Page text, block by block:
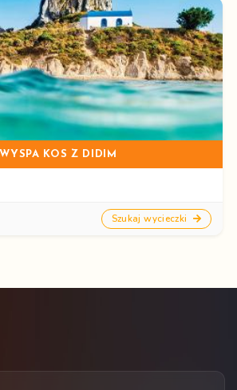
WYSPA KOS Z DIDIM
Szukaj wycieczki